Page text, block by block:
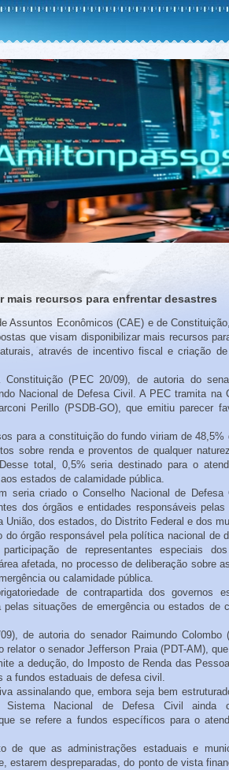
mais recursos para enfrentar desastres
Assuntos Econômicos (CAE) e de
que visam disponibilizar mais recursos
através de incentivo fiscal e criação
(PEC 20/09), de autoria do
Nacional de Defesa Civil. A PEC tramita na
Perillo (PSDB-GO), que emitiu parecer
para a constituição do fundo viriam de 48,5%
sobre renda e proventos de qualquer
total, 0,5% seria destinado para o
estados de calamidade pública.
seria criado o Conselho Nacional de Defesa
dos órgãos e entidades responsáveis pelas
União, dos estados, do Distrito Federal e dos
do órgão responsável pela política nacional de
de representantes especiais dos
afetada, no processo de deliberação sobre
ou calamidade pública.
de contrapartida dos governos
pelas situações de emergência ou estados de
de autoria do senador Raimundo Colombo
o senador Jefferson Praia (PDT-AM),
a dedução, do Imposto de Renda das
a fundos estaduais de defesa civil.
assinalando que, embora seja bem
Nacional de Defesa Civil ainda
se refere a fundos específicos para o
de que as administrações estaduais e
estarem despreparadas, do ponto de vista